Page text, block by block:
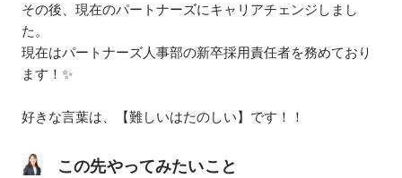
その後、現在のパートナーズにキャリアチェンジしまし
た。
現在はパートナーズ人事部の新卒採用責任者を務めており
ます！✨
好きな言葉は、【難しいはたのしい】です！！
この先やってみたいこと